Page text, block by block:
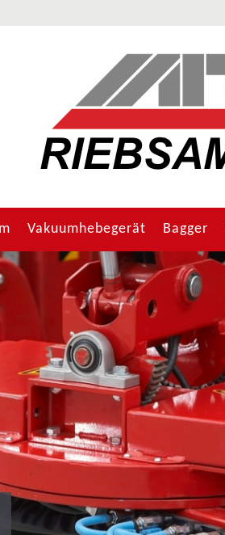
Vakuumhebegerät Bagger